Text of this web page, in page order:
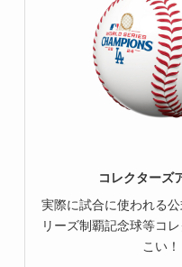
コレクターズ
実際に試合に使われる
リーズ制覇記念球等コ
こい！